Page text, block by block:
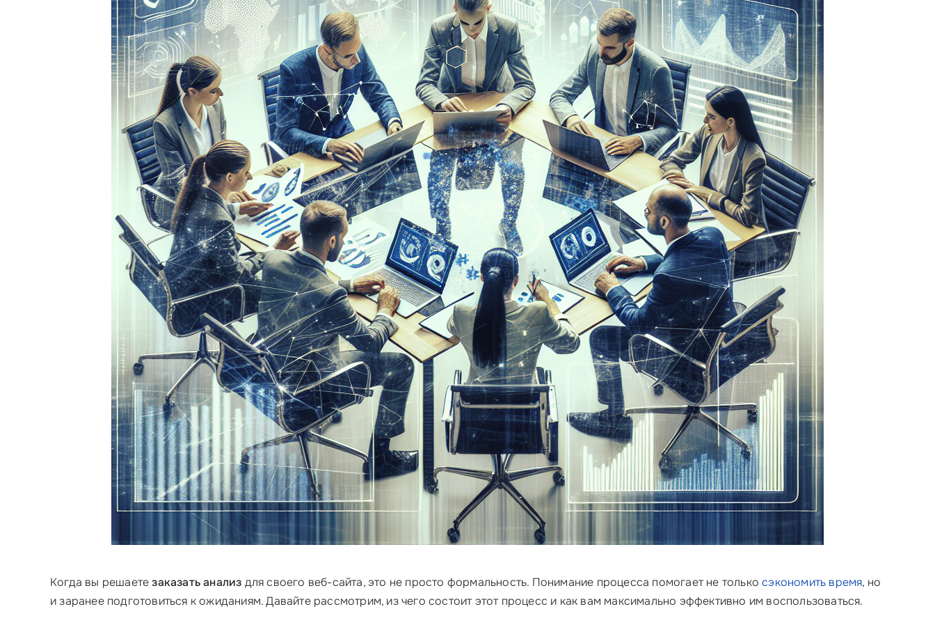
Когда вы решаетезаказать анализ для своего веб-сайта, это не просто формальность. Понимание процесса помогает не толькосэкономить время, но
и заранее подготовиться к ожиданиям. Давайте рассмотрим, из чего состоит этот процесс и как вам максимально эффективно им воспользоваться.